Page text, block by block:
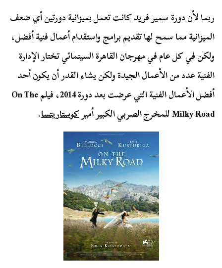
ربما لأن دورة سمير فريد كانت تعمل بميزانية دورتين أي ضعف
الميزانية مما سمح لها تقديم برامج واستقدام أعمال فنية أفضل،
ولكن في كل عام في مهرجان القاهرة السينمائي تختار الإدارة
الفنية عدد من الأعمال الجيدة ولكن يشاء القدر أن يكون أحد
أفضل الأعمال الفنية التي عرضت بعد دورة 2014، فيلم On The
Milky Road للمخرج الصربي الكبير أمير
كوستاريتسا.